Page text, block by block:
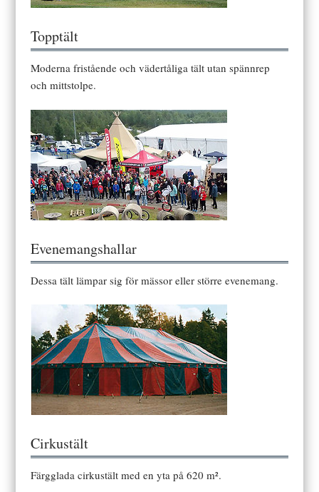
Topptält
Moderna fristående och vädertåliga tält utan spännrep
och mittstolpe.
Evenemangshallar
Dessa tält lämpar sig för mässor eller större evenemang.
Cirkustält
Färgglada cirkustält med en yta på 620 m².